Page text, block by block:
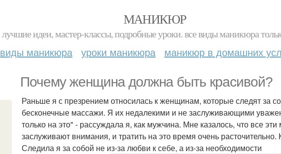
МАНИКЮР
лучшие идеи, мастер-классы, подробные уроки. все виды маникюра
виды маникюра уроки маникюра маникюр в домашних
Почему женщина должна быть красивой?
Раньше я с презрением относилась к женщинам, которые следят за
бесконечные массажи. Я их недалекими и не заслуживающими
только на это" - рассуждала я, как мужчина. Мне казалось, что все
заслуживают внимания, и тратить на это время очень расточительно.
Следила я за собой не из-за любви к себе, а из-за необходимости